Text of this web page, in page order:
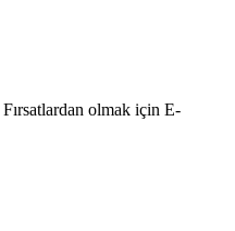
olmak için E-